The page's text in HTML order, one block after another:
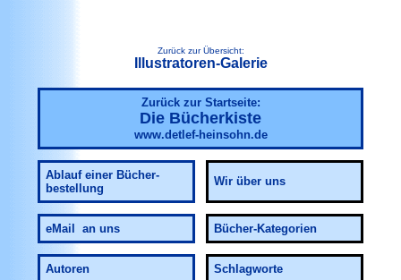
Zurück zur Übersicht:
Illustratoren-Galerie
Zurück zur Startseite:
Die Bücherkiste
www.detlef-heinsohn.de
Ablauf einer Bücher-
bestellung
Wir über uns
eMail an uns Bücher-Kategorien
Autoren Schlagworte